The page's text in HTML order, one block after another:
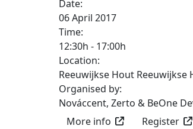
Date:
06 April 2017
Time:
12:30h - 17:00h
Location:
Reeuwijkse Hout Reeuwijkse
Organised by:
Nováccent, Zerto & BeOne
More info
Register